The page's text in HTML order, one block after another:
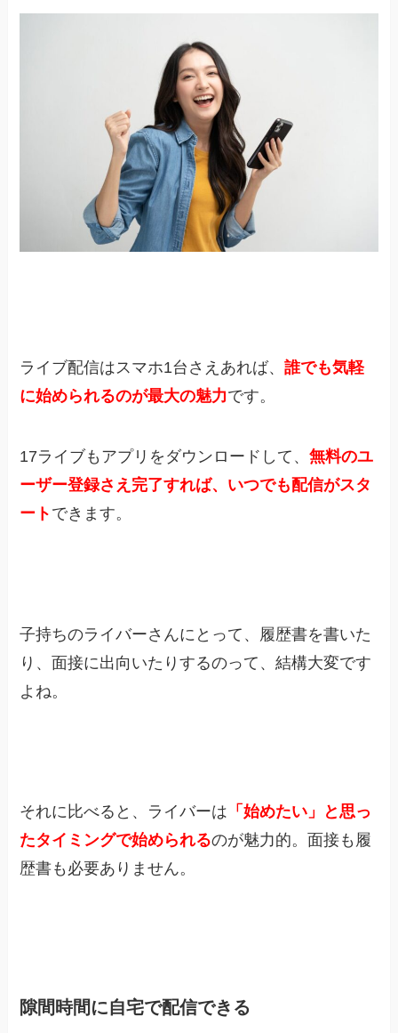
ライブ配信はスマホ1台さえあれば、誰でも気軽
に始められるのが最大の魅力です。
17ライブもアプリをダウンロードして、無料のユ
ーザー登録さえ完了すれば、いつでも配信がスタ
ート できます。
子持ちのライバーさんにとって、履歴書を書いた
り、面接に出向いたりするのって、結構大変です
よね。
それに比べると、ライバーは 「始めたい」と思っ
たタイミングで始められるのが魅力的。面接も履
歴書も必要ありません。
隙間時間に自宅で配信できる